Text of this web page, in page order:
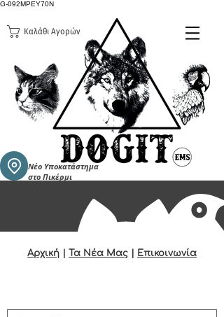
G-092MPEY70N
Καλάθι Αγορών
Αρχική Τα Νέα Μας Επικοινωνία
Νέο Υποκατάστημα
στο Πικέρμι